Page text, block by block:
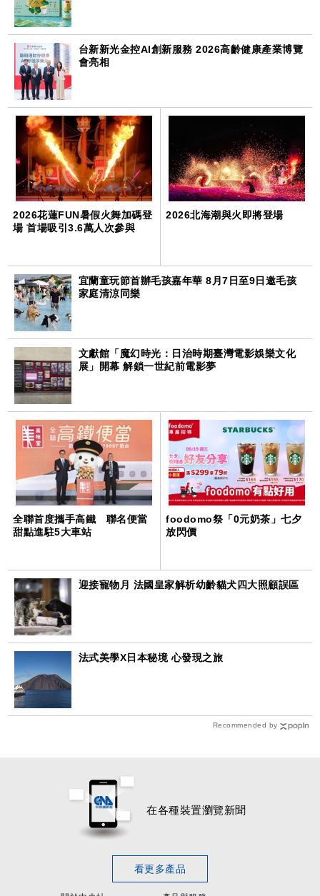
台新新光金控AI創新服務 2026高齡健康產業博覽
會亮相
2026花蓮FUN暑假火舞加碼登
場 首場吸引3.6萬人次參與
2026北海潮與火即將登場
宜蘭童玩節首辦毛孩嘉年華 8月7日至9日邀毛孩
家庭清涼同樂
文獻館「魔幻時光：日治時期臺灣電影娛樂文化
展」開幕 解鎖一世紀前電影夢
全聯首度攜手高鐵 聯名便當
甜點進駐5大車站
foodomo祭「0元奶茶」七夕
放閃價
迎接寵物月 法國皇家解析幼齡貓犬四大照顧誤區
法式美學X日本秘境 心發現之旅
Recommended by
在各種裝置瀏覽新聞
看更多產品